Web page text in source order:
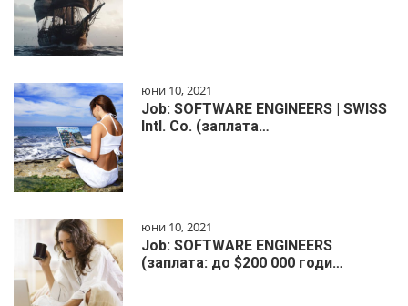
юни 10, 2021
Job: SOFTWARE ENGINEERS | SWISS
Intl. Co. (заплата…
юни 10, 2021
Job: SOFTWARE ENGINEERS
(заплата: до $200 000 годи…